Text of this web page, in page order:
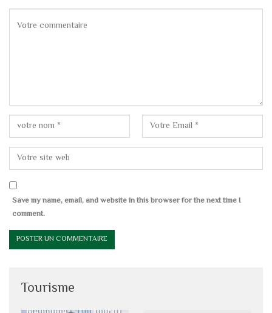
Save my name, email, and website in this browser for the next time I
comment.
Tourisme